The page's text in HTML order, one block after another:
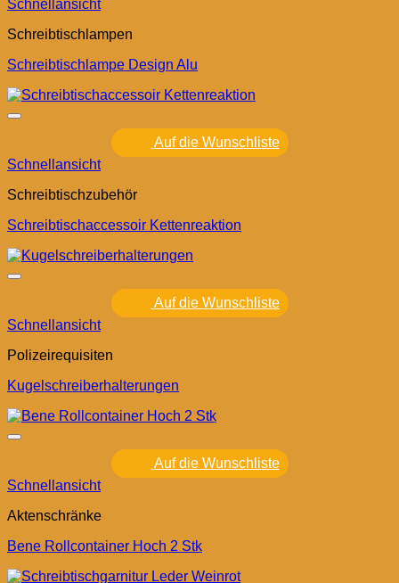
Schnellansicht
Schreibtischlampen
Schreibtischlampe Design Alu
Auf die Wunschliste
Schnellansicht
Schreibtischzubehör
Schreibtischaccessoir Kettenreaktion
Auf die Wunschliste
Schnellansicht
Polizeirequisiten
Kugelschreiberhalterungen
Auf die Wunschliste
Schnellansicht
Aktenschränke
Bene Rollcontainer Hoch 2 Stk